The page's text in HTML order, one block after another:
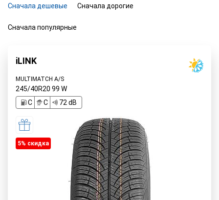
Сначала дешевые Сначала дорогие
Сначала популярные
iLINK
MULTIMATCH A/S
245/40R20 99 W
C
C 72 dB
5% cкидка